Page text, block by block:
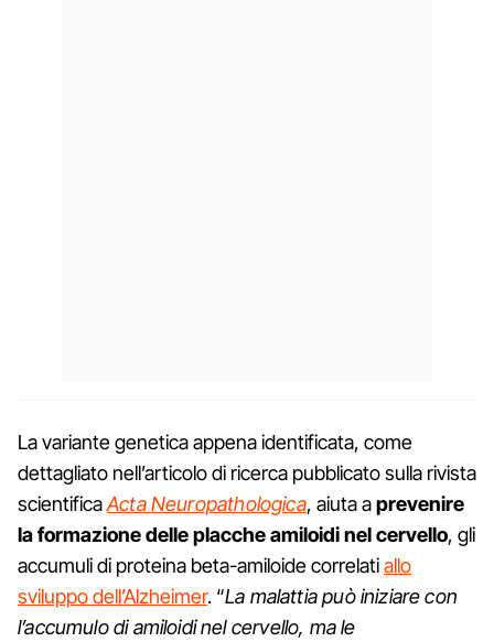
La variante genetica appena identificata, come
dettagliato nell’articolo di ricerca pubblicato sulla rivista
scientificaActa Neuropathologica, aiuta aprevenire
la formazione delle placche amiloidi nel cervello, gli
accumuli di proteina beta-amiloide correlatiallo
sviluppo dell’Alzheimer. “La malattia può iniziare con
l’accumulo di amiloidi nel cervello, ma le